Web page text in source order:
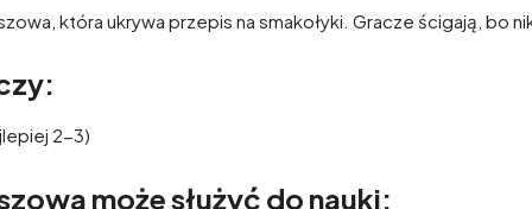
która ukrywa przepis na smakołyki. Gracze ścigają, bo
2-3)
może służyć do nauki: